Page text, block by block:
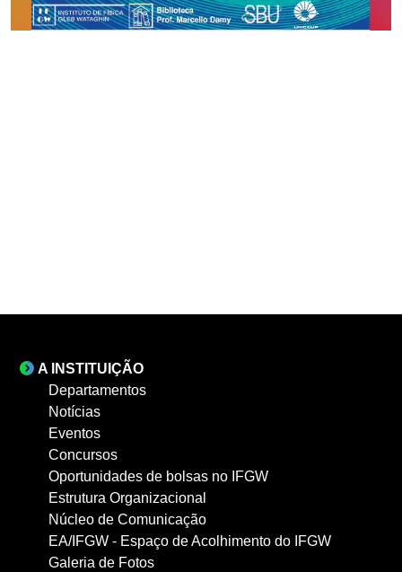
A INSTITUIÇÃO
Departamentos
Notícias
Eventos
Concursos
Oportunidades de bolsas no IFGW
Estrutura Organizacional
Núcleo de Comunicação
EA/IFGW - Espaço de Acolhimento do IFGW
Galeria de Fotos